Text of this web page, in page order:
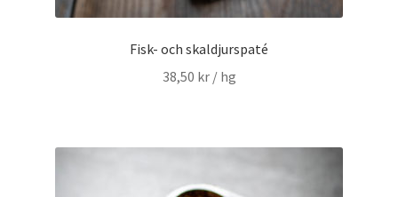
Fisk- och skaldjurspaté
38,50 kr / hg